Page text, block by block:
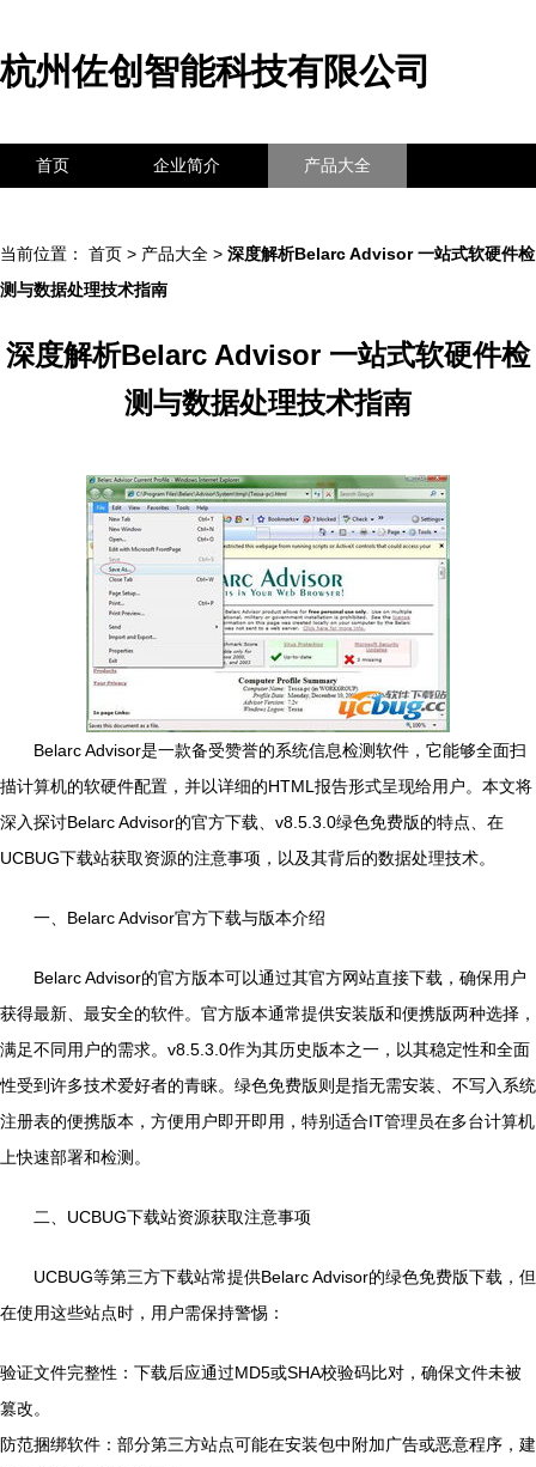
杭州佐创智能科技有限公司
首页 企业简介 产品大全
当前位置： 首页 > 产品大全 > 深度解析Belarc Advisor 一站式软硬件检
测与数据处理技术指南
深度解析Belarc Advisor 一站式软硬件检
测与数据处理技术指南
Belarc Advisor是一款备受赞誉的系统信息检测软件，它能够全面扫
描计算机的软硬件配置，并以详细的HTML报告形式呈现给用户。本文将
深入探讨Belarc Advisor的官方下载、v8.5.3.0绿色免费版的特点、在
UCBUG下载站获取资源的注意事项，以及其背后的数据处理技术。
一、Belarc Advisor官方下载与版本介绍
Belarc Advisor的官方版本可以通过其官方网站直接下载，确保用户
获得最新、最安全的软件。官方版本通常提供安装版和便携版两种选择，
满足不同用户的需求。v8.5.3.0作为其历史版本之一，以其稳定性和全面
性受到许多技术爱好者的青睐。绿色免费版则是指无需安装、不写入系统
注册表的便携版本，方便用户即开即用，特别适合IT管理员在多台计算机
上快速部署和检测。
二、UCBUG下载站资源获取注意事项
UCBUG等第三方下载站常提供Belarc Advisor的绿色免费版下载，但
在使用这些站点时，用户需保持警惕：
验证文件完整性：下载后应通过MD5或SHA校验码比对，确保文件未被
篡改。
防范捆绑软件：部分第三方站点可能在安装包中附加广告或恶意程序，建